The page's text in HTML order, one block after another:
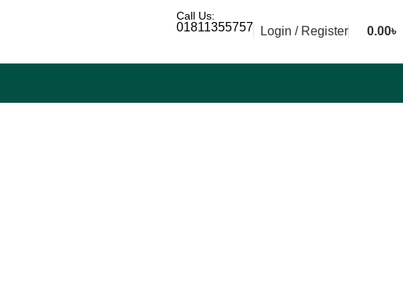
Call Us:
01811355757 Login / Register 0.00৳